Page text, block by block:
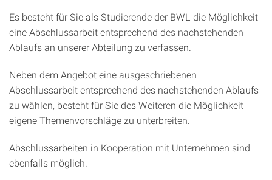
Es besteht für Sie als Studierende der BWL die Möglichkeit
eine Abschlussarbeit entsprechend des nachstehenden
Ablaufs an unserer Abteilung zu verfassen.
Neben dem Angebot eine ausgeschriebenen
Abschlussarbeit entsprechend des nachstehenden Ablaufs
zu wählen, besteht für Sie des Weiteren die Möglichkeit
eigene Themenvorschläge zu unterbreiten.
Abschlussarbeiten in Kooperation mit Unternehmen sind
ebenfalls möglich.